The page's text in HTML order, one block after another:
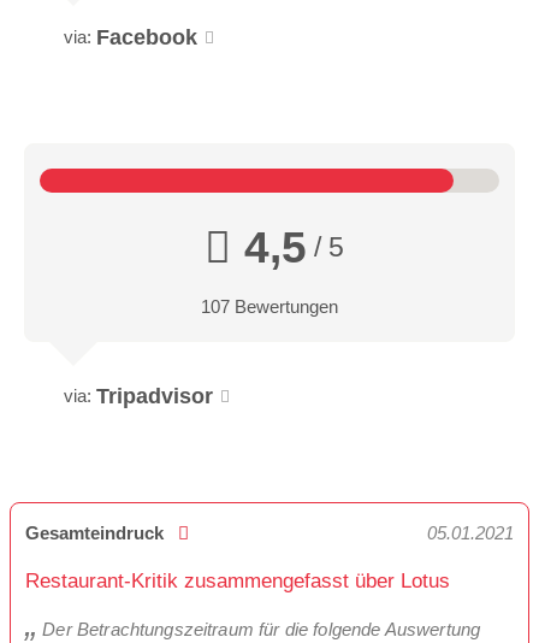
via: Facebook
4,5 / 5
107 Bewertungen
via: Tripadvisor
Gesamteindruck 05.01.2021
Restaurant-Kritik zusammengefasst über Lotus
Der Betrachtungszeitraum für die folgende Auswertung